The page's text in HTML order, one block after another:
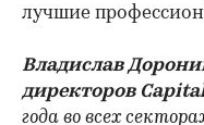
лучшие
Владислав
директоров
года во всех